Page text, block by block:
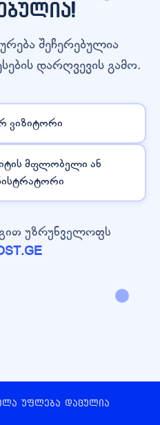
შეჩერებულია
დარღვევის გამო.
ვიზიტორი
მფლობელი ან
უზრუნველოფს
უფლება დაცულია